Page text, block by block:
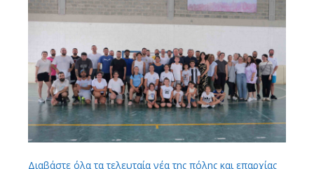
Διαβάστε όλα τα τελευταία νέα της πόλης και επαρχίας